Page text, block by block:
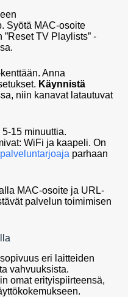
Syötä MAC-osoite
TV Playlists” -
Anna
Käynnistä
niin kanavat latautuvat
15 minuuttia.
WiFi ja kaapeli. On
parhaan
MAC-osoite ja URL-
palvelun toimimisen
eri laitteiden
vahvuuksista.
omat erityispiirteensä,